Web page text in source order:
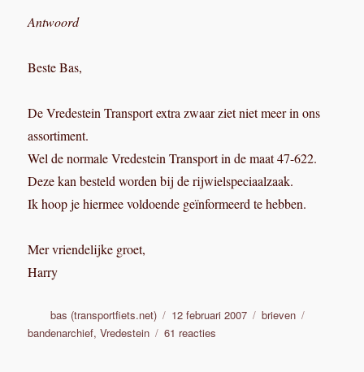
Antwoord
Beste Bas,
De Vredestein Transport extra zwaar ziet niet meer in ons
assortiment.
Wel de normale Vredestein Transport in de maat 47-622.
Deze kan besteld worden bij de rijwielspeciaalzaak.
Ik hoop je hiermee voldoende geïnformeerd te hebben.
Mer vriendelijke groet,
Harry
Auteur
bas (transportfiets.net)
Geplaatst
op
12 februari 2007 Categorieën
brieven
bandenarchief,Vredestein 61 reacties